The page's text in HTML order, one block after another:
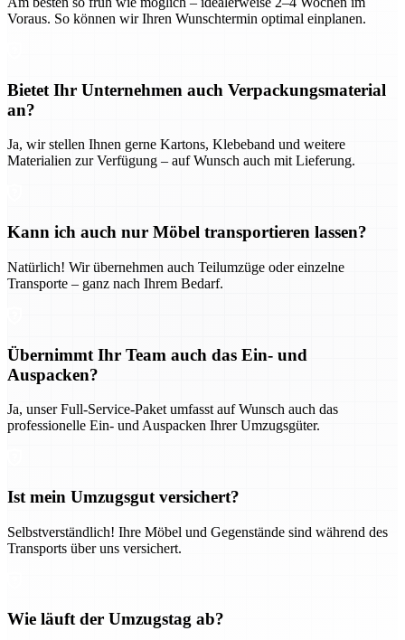
Voraus. So können wir Ihren Wunschtermin optimal einplanen.
Bietet Ihr Unternehmen auch Verpackungsmaterial
an?
Ja, wir stellen Ihnen gerne Kartons, Klebeband und weitere
Materialien zur Verfügung – auf Wunsch auch mit Lieferung.
Kann ich auch nur Möbel transportieren lassen?
Natürlich! Wir übernehmen auch Teilumzüge oder einzelne
Transporte – ganz nach Ihrem Bedarf.
Übernimmt Ihr Team auch das Ein- und
Auspacken?
Ja, unser Full-Service-Paket umfasst auf Wunsch auch das
professionelle Ein- und Auspacken Ihrer Umzugsgüter.
Ist mein Umzugsgut versichert?
Selbstverständlich! Ihre Möbel und Gegenstände sind während des
Transports über uns versichert.
Wie läuft der Umzugstag ab?